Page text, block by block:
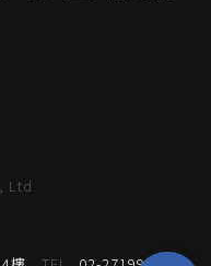
Ltd.